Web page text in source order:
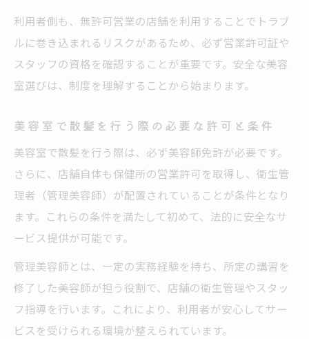
利用者側も、無許可営業の店舗を利用することでトラブ
ルに巻き込まれるリスクがあるため、必ず営業許可証や
スタッフの資格を確認することが重要です。安全な美容
室選びは、制度を理解することから始まります。
美容室で散髪を行う際の必要な許可と条件
美容室で散髪を行う際は、必ず美容師免許が必要です。
さらに、店舗自体も保健所の営業許可を取得し、衛生管
理者（管理美容師）が配置されていることが条件となり
ます。これらの条件を満たして初めて、法的に安全なサ
ービス提供が可能です。
管理美容師とは、一定の実務経験を持ち、所定の講習を
修了した美容師が担う役割で、店舗の衛生管理やスタッ
フ指導を行います。これにより、利用者が安心してサー
ビスを受けられる環境が整えられています。